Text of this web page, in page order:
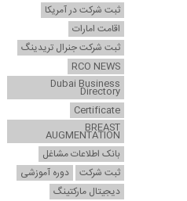
ثبت شرکت در آمریکا
اقامت امارات
ثبت شرکت جنرال تریدینگ
RCO NEWS
Dubai Business
Directory
Certificate
BREAST
AUGMENTATION
بانک اطلاعات مشاغل
ثبت شرکت
دوره آموزشی
دیجیتال مارکتینگ